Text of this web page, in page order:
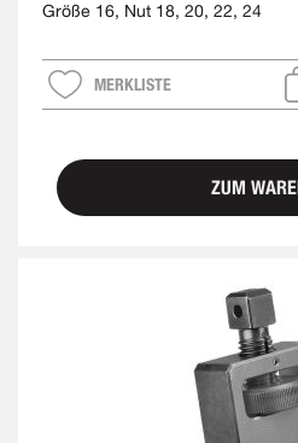
Größe 16, Nut 18, 20, 22, 24
MERKLISTE
ZUM